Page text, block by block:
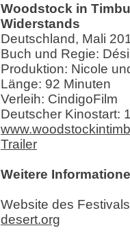
Woodstock in
Widerstands
Deutschland, Mali
Buch und Regie:
Produktion: Nicole
Länge: 92 Minuten
Verleih: CindigoFilm
Deutscher Kinostart:
Trailer
Weitere
Website des
desert.org